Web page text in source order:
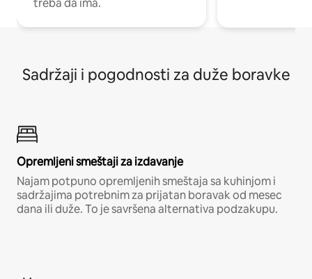
treba da ima.
Sadržaji i pogodnosti za duže boravke
Opremljeni smeštaji za izdavanje
Najam potpuno opremljenih smeštaja sa kuhinjom i
sadržajima potrebnim za prijatan boravak od mesec
dana ili duže. To je savršena alternativa podzakupu.